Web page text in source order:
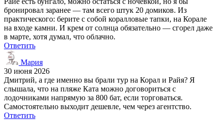
бронировал заранее — там всего штук 20 домиков. Из
практического: берите с собой коралловые тапки, на Корале
на входе камни. И крем от солнца обязательно — сгорел даже
в марте, хотя думал, что облачно.
Ответить
Мария
30 июня 2026
Дмитрий, а где именно вы брали тур на Корал и Райя? Я
слышала, что на пляже Ката можно договориться с
лодочниками напрямую за 800 бат, если торговаться.
Самостоятельно выходит дешевле, чем через агентство.
Ответить